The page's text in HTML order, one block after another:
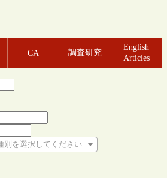
CA 調査研究
English
Articles
別を選択してください
てください